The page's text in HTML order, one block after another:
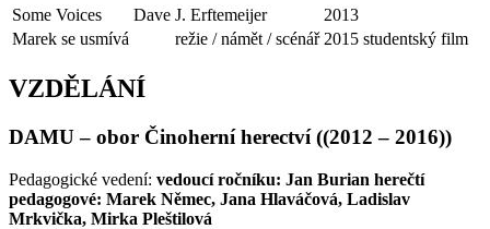
Some Voices Dave J. Erftemeijer
2013
Marek se usmívá
režie / námět / scénář 2015 studentský film
VZDĚLÁNÍ
DAMU – obor Činoherní herectví ((2012 – 2016))
Pedagogické vedení: vedoucí ročníku: Jan Burian herečtí
pedagogové: Marek Němec, Jana Hlaváčová, Ladislav
Mrkvička, Mirka Pleštilová